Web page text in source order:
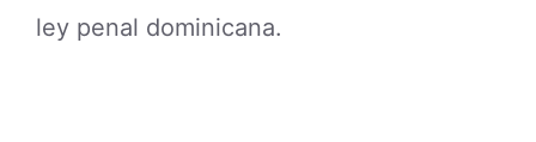
ley penal dominicana.